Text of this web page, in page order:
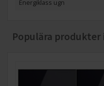
Energiklass ugn
Populära